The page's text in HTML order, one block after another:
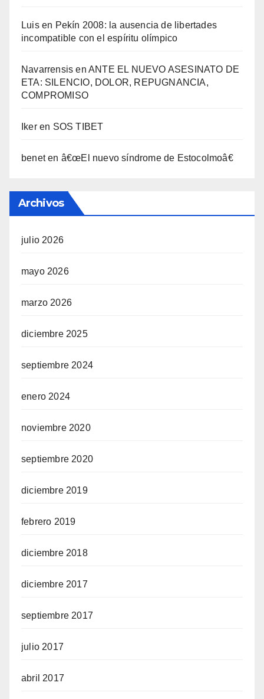
Luisen Pekí­n 2008: la ausencia de libertades
incompatible con el espí­ritu olí­mpico
Navarrensis enANTE EL NUEVO ASESINATO DE
ETA: SILENCIO, DOLOR, REPUGNANCIA,
COMPROMISO
Ikeren SOS TIBET
beneten â€œEl nuevo sí­ndrome de Estocolmoâ€
Archivos
julio 2026
mayo 2026
marzo 2026
diciembre 2025
septiembre 2024
enero 2024
noviembre 2020
septiembre 2020
diciembre 2019
febrero 2019
diciembre 2018
diciembre 2017
septiembre 2017
julio 2017
abril 2017